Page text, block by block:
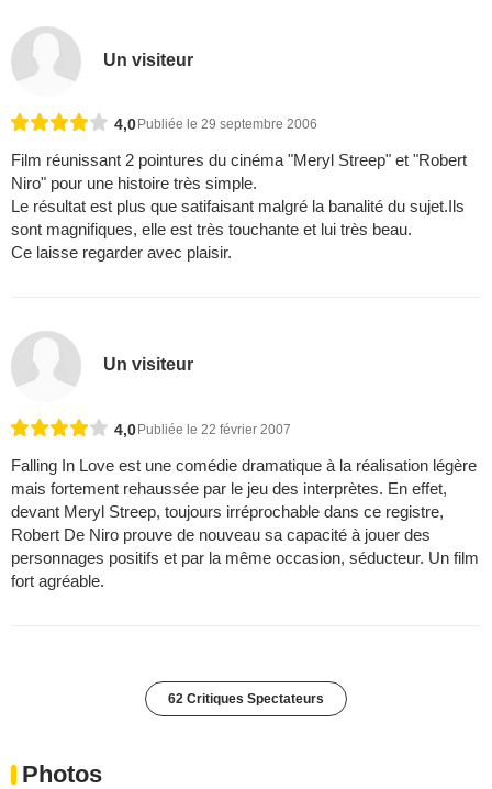
Un visiteur
4,0 Publiée le 29 septembre 2006
Film réunissant 2 pointures du cinéma "Meryl Streep" et "Robert
Niro" pour une histoire très simple.
Le résultat est plus que satifaisant malgré la banalité du sujet.Ils
sont magnifiques, elle est très touchante et lui très beau.
Ce laisse regarder avec plaisir.
Un visiteur
4,0Publiée le 22 février 2007
Falling In Love est une comédie dramatique à la réalisation légère
mais fortement rehaussée par le jeu des interprètes. En effet,
devant Meryl Streep, toujours irréprochable dans ce registre,
Robert De Niro prouve de nouveau sa capacité à jouer des
personnages positifs et par la même occasion, séducteur. Un film
fort agréable.
62 Critiques Spectateurs
Photos